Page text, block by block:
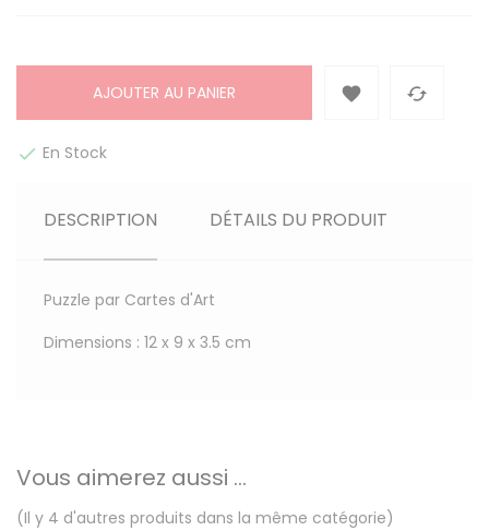
AJOUTER AU PANIER  
 En Stock
DESCRIPTION DÉTAILS DU PRODUIT
Puzzle par Cartes d'Art
Dimensions : 12 x 9 x 3.5 cm
Vous aimerez aussi ...
(Il y 4 d'autres produits dans la même catégorie)